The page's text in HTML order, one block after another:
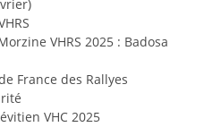
VHRS 2025 : Badosa
France des Rallyes
VHC 2025